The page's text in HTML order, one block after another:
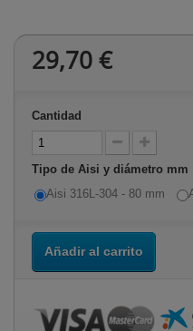
29,70 €
Cantidad
Tipo de Aisi y diámetro mm
Aisi 316L-304 - 80 mm
Añadir al carrito